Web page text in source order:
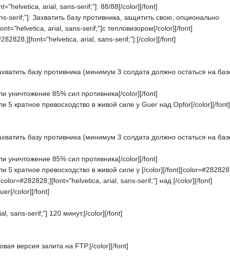
arial, sans-serif;"]: 88/88[/color][/font]
serif;"]: Захватить базу противника, защитить свою, опционально
arial, sans-serif;"]с тепловизором[/color][/font]
arial, sans-serif;"]:[/color][/font]
базу противника (минимум 3 солдата должно остаться на
уничтожение 85% сил противника[/color][/font]
5 кратное превосходство в живой силе у Guer над Opfor[/color][/font]
базу противника (минимум 3 солдата должно остаться на
уничтожение 85% сил противника[/color][/font]
5 кратное превосходство в живой силе у [/color][/
arial, sans-serif;"] над [/color][/font]
color][/font]
sans-serif;"] 120 минут.[/color][/font]
версия залита на FTP.[/color][/font]